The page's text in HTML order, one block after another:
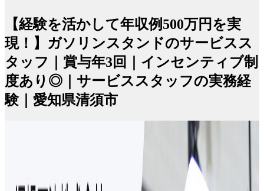
【経験を活かして年収例500万円を実
現！】ガソリンスタンドのサービスス
タッフ｜賞与年3回｜インセンティブ制
度あり◎｜サービススタッフの実務経
験｜愛知県清須市